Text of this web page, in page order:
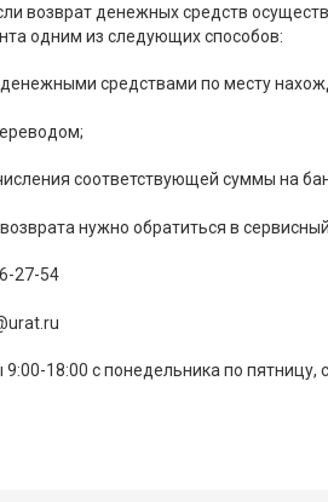
возврат денежных средств
одним из следующих способов:
средствами по месту
соответствующей суммы на
нужно обратиться в
27-54
18:00 с понедельника по пятницу,